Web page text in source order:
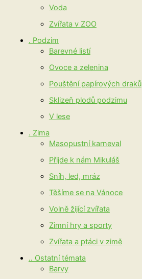
Voda
Zvířata v ZOO
. Podzim
Barevné listí
Ovoce a zelenina
Pouštění papírových draků
Sklizeň plodů podzimu
V lese
. Zima
Masopustní karneval
Přijde k nám Mikuláš
Sníh, led, mráz
Těšíme se na Vánoce
Volně žijící zvířata
Zimní hry a sporty
Zvířata a ptáci v zimě
.. Ostatní témata
Barvy